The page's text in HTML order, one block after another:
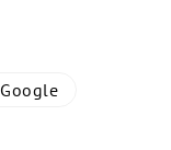
Google